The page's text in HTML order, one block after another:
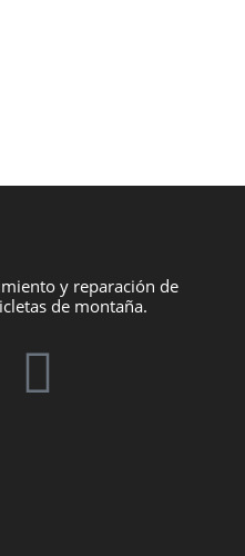
y reparación de
de montaña.